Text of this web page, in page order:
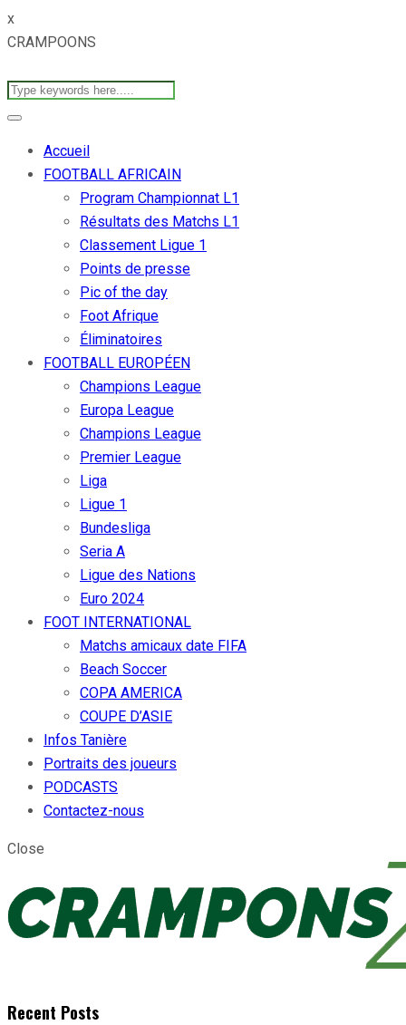
x
CRAMPOONS
Accueil
FOOTBALL AFRICAIN
Program Championnat L1
Résultats des Matchs L1
Classement Ligue 1
Points de presse
Pic of the day
Foot Afrique
Éliminatoires
FOOTBALL EUROPÉEN
Champions League
Europa League
Champions League
Premier League
Liga
Ligue 1
Bundesliga
Seria A
Ligue des Nations
Euro 2024
FOOT INTERNATIONAL
Matchs amicaux date FIFA
Beach Soccer
COPA AMERICA
COUPE D’ASIE
Infos Tanière
Portraits des joueurs
PODCASTS
Contactez-nous
Close
Recent Posts